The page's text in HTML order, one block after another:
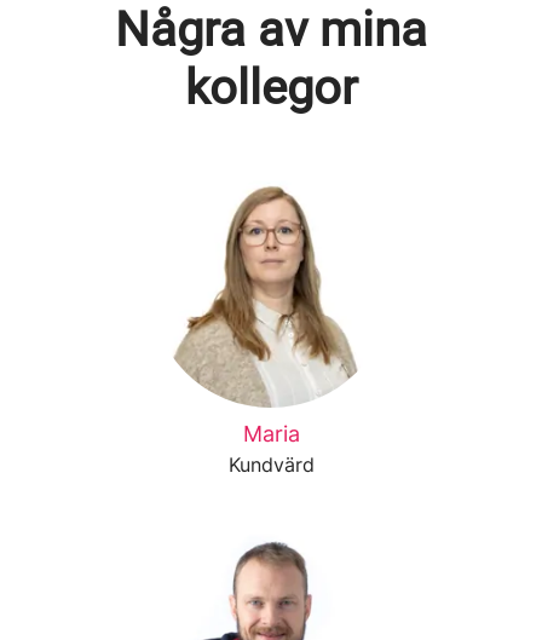
Några av mina
kollegor
Maria
Kundvärd